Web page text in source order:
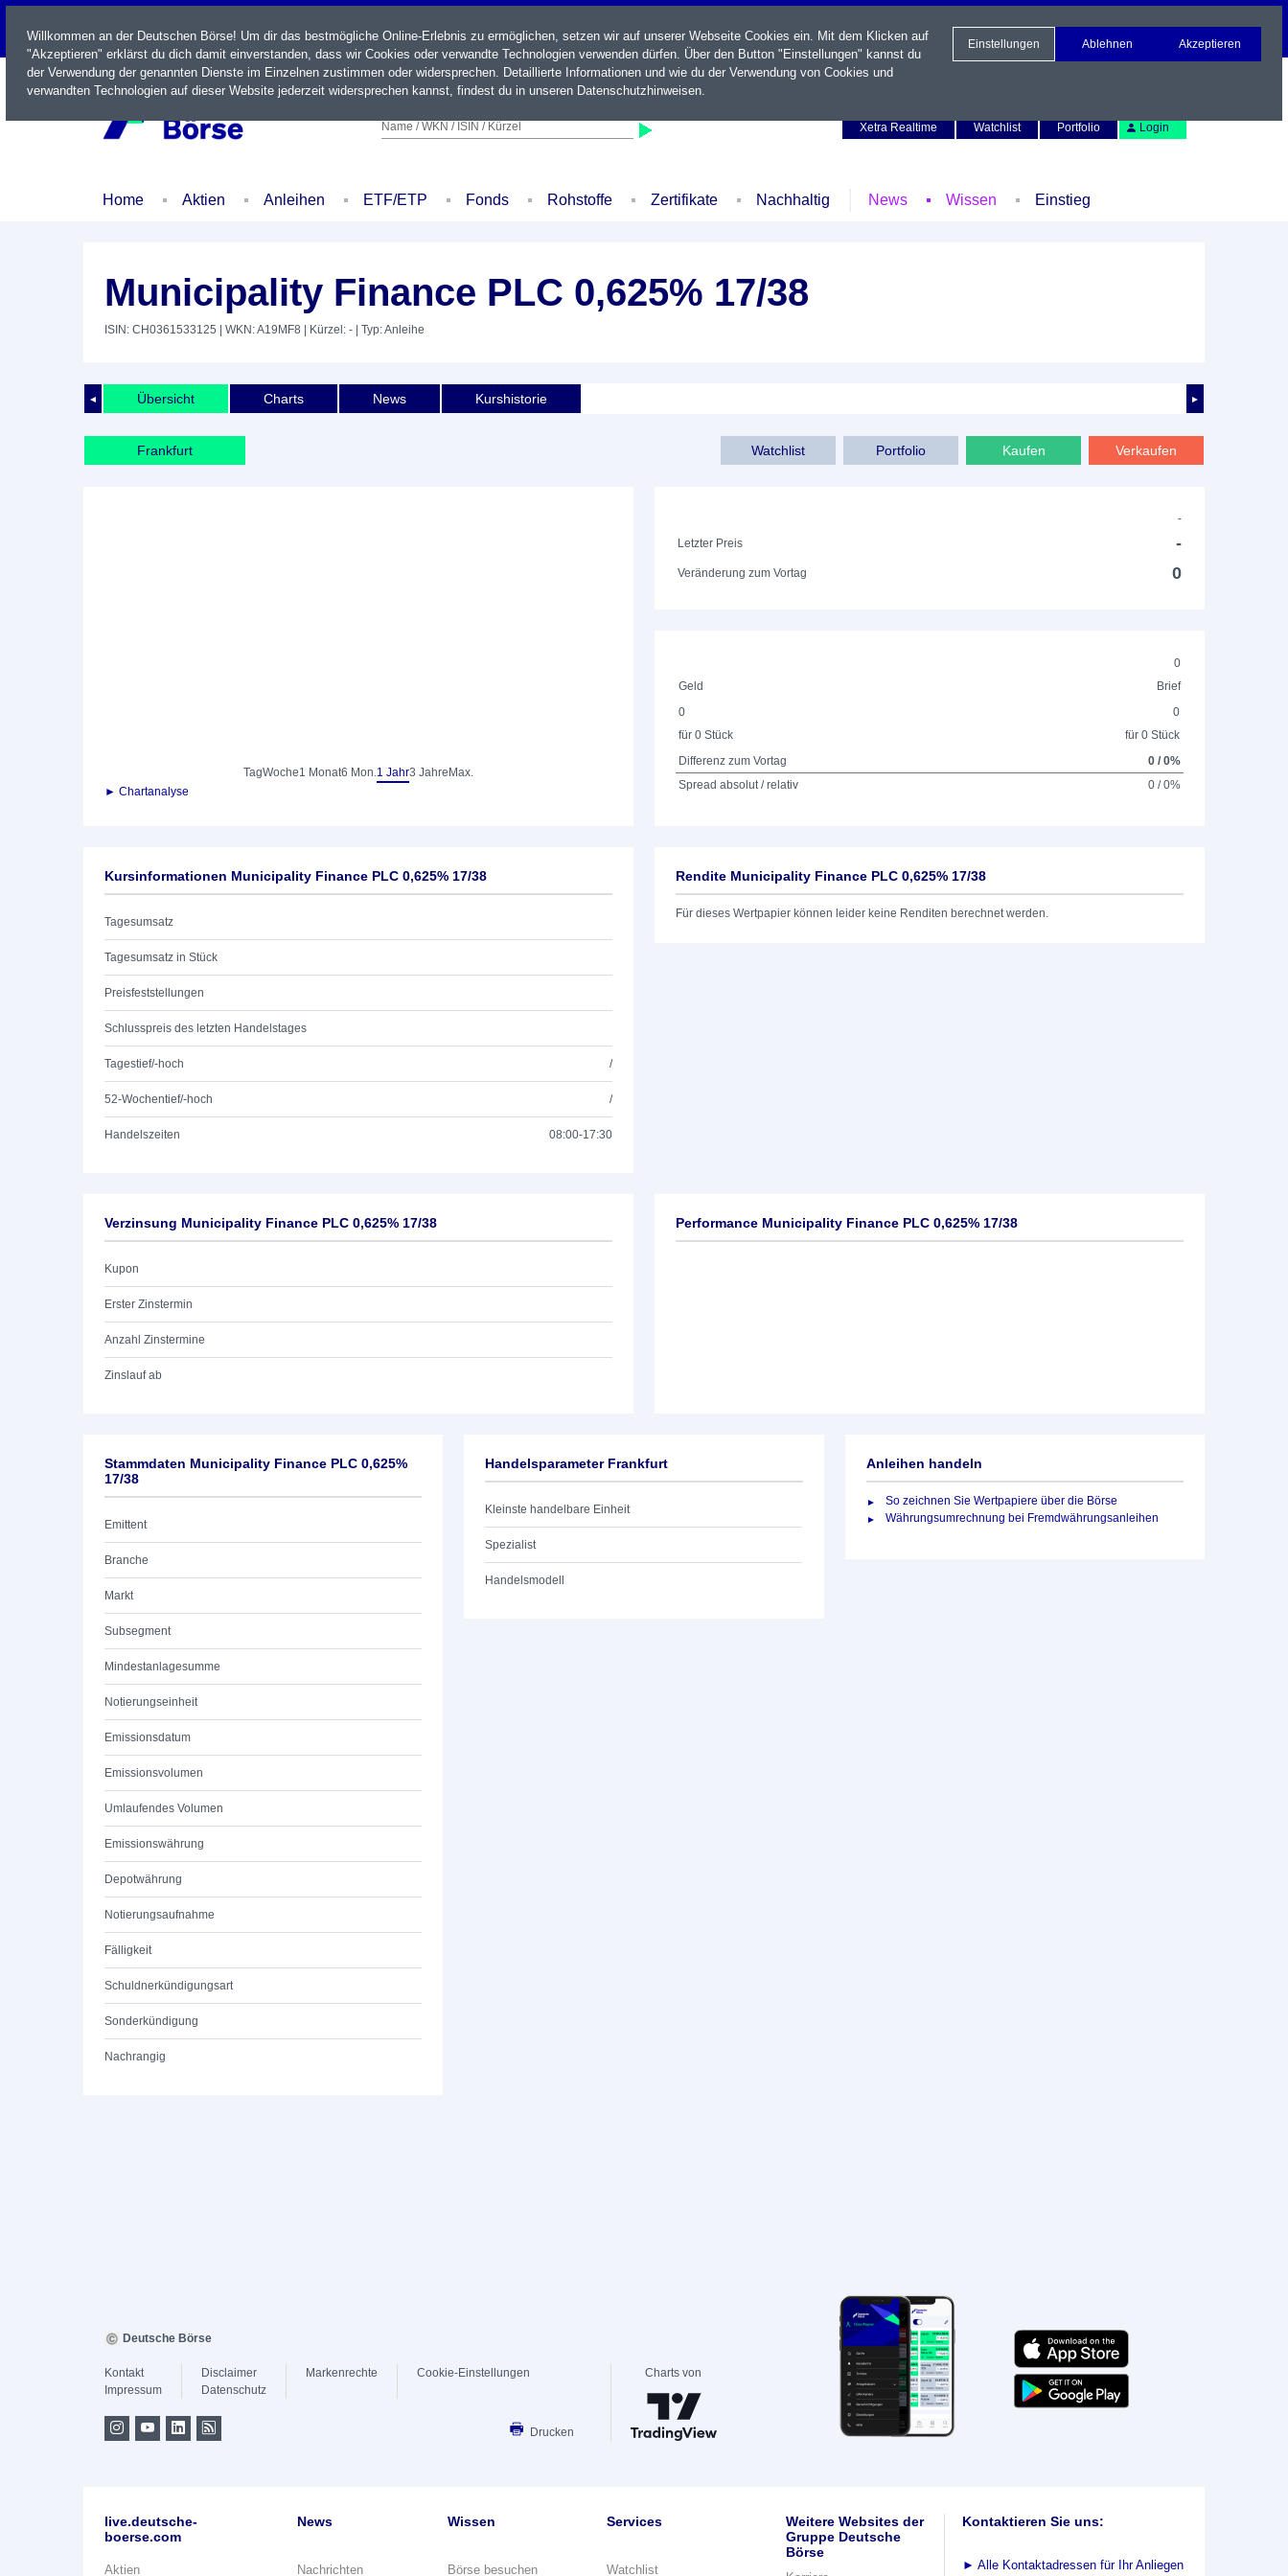
LIVE
Name / WKN / ISIN / Kürzel
Xetra Realtime
Watchlist Portfolio Login
Home Aktien Anleihen ETF/ETP Fonds Rohstoffe Zertifikate Nachhaltig News Wissen Einstieg
Municipality Finance PLC 0,625% 17/38
ISIN: CH0361533125 | WKN: A19MF8 | Kürzel: - | Typ: Anleihe
◄ ►
Übersicht Charts News Kurshistorie
Frankfurt Verkaufen
Kaufen
Portfolio
Watchlist
TagWoche1 Monat6 Mon.1 Jahr3 Jahre Max.
► Chartanalyse
-
Letzter Preis
-
Veränderung zum Vortag 0
0
Geld
Brief
0
für 0 Stück
0
für 0 Stück
Differenz zum Vortag
0 / 0%
Spread absolut / relativ
0 / 0%
Kursinformationen Municipality Finance PLC 0,625% 17/38
Tagesumsatz
Tagesumsatz in Stück
Preisfeststellungen
Schlusspreis des letzten Handelstages
Tagestief/-hoch /
52-Wochentief/-hoch /
Handelszeiten 08:00-17:30
Rendite Municipality Finance PLC 0,625% 17/38
Für dieses Wertpapier können leider keine Renditen berechnet werden.
Verzinsung Municipality Finance PLC 0,625% 17/38
Kupon
Erster Zinstermin
Anzahl Zinstermine
Zinslauf ab
Performance Municipality Finance PLC 0,625% 17/38
Stammdaten Municipality Finance PLC 0,625%
17/38
Emittent
Branche
Markt
Subsegment
Mindestanlagesumme
Notierungseinheit
Emissionsdatum
Emissionsvolumen
Umlaufendes Volumen
Emissionswährung
Depotwährung
Notierungsaufnahme
Fälligkeit
Schuldnerkündigungsart
Sonderkündigung
Nachrangig
Handelsparameter Frankfurt
Kleinste handelbare Einheit
Spezialist
Handelsmodell
Anleihen handeln
So zeichnen Sie Wertpapiere über die Börse
Währungsumrechnung bei Fremdwährungsanleihen
Willkommen an der Deutschen Börse! Um dir das bestmögliche Online-Erlebnis zu ermöglichen, setzen wir auf unserer Webseite Cookies ein. Mit dem Klicken auf
"Akzeptieren" erklärst du dich damit einverstanden, dass wir Cookies oder verwandte Technologien verwenden dürfen. Über den Button "Einstellungen" kannst du
der Verwendung der genannten Dienste im Einzelnen zustimmen oder widersprechen. Detaillierte Informationen und wie du der Verwendung von Cookies und
verwandten Technologien auf dieser Website jederzeit widersprechen kannst, findest du in unseren Datenschutzhinweisen.
Einstellungen Ablehnen Akzeptieren
Deutsche Börse
Kontakt
Impressum
Disclaimer
Datenschutz
Markenrechte Cookie-Einstellungen
Drucken
Charts von
live.deutsche-
boerse.com
Aktien
News
Nachrichten
Wissen
Börse besuchen
Services
Watchlist
Weitere Websites der
Gruppe Deutsche
Börse
Kontaktieren Sie uns:
► Alle Kontaktadressen für Ihr Anliegen